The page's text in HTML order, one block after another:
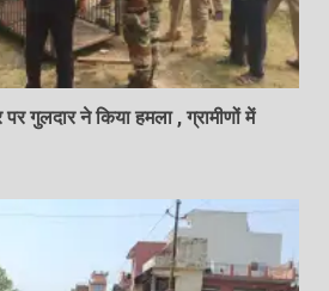
गुलदार ने किया हमला , ग्रामीणों में